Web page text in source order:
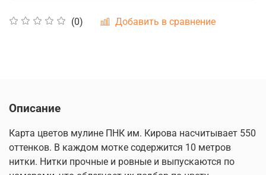
(0) Добавить в сравнение
Описание
Карта цветов мулине ПНК им. Кирова насчитывает 550
оттенков. В каждом мотке содержится 10 метров
нитки. Нитки прочные и ровные и выпускаются по